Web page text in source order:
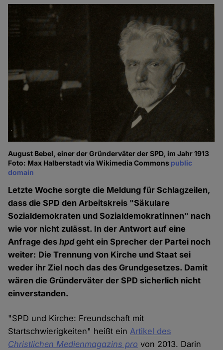
August Bebel, einer der Gründerväter der SPD, im Jahr 1913
Foto: Max Halberstadt via Wikimedia Commons public
domain
Letzte Woche sorgte die Meldung für Schlagzeilen,
dass die SPD den Arbeitskreis "Säkulare
Sozialdemokraten und Sozialdemokratinnen" nach
wie vor nicht zulässt. In der Antwort auf eine
Anfrage deshpdgeht ein Sprecher der Partei noch
weiter: Die Trennung von Kirche und Staat sei
weder ihr Ziel noch das des Grundgesetzes. Damit
wären die Gründerväter der SPD sicherlich nicht
einverstanden.
"SPD und Kirche: Freundschaft mit
Startschwierigkeiten" heißt einArtikel des
Christlichen Medienmagazins pro von 2013. Darin